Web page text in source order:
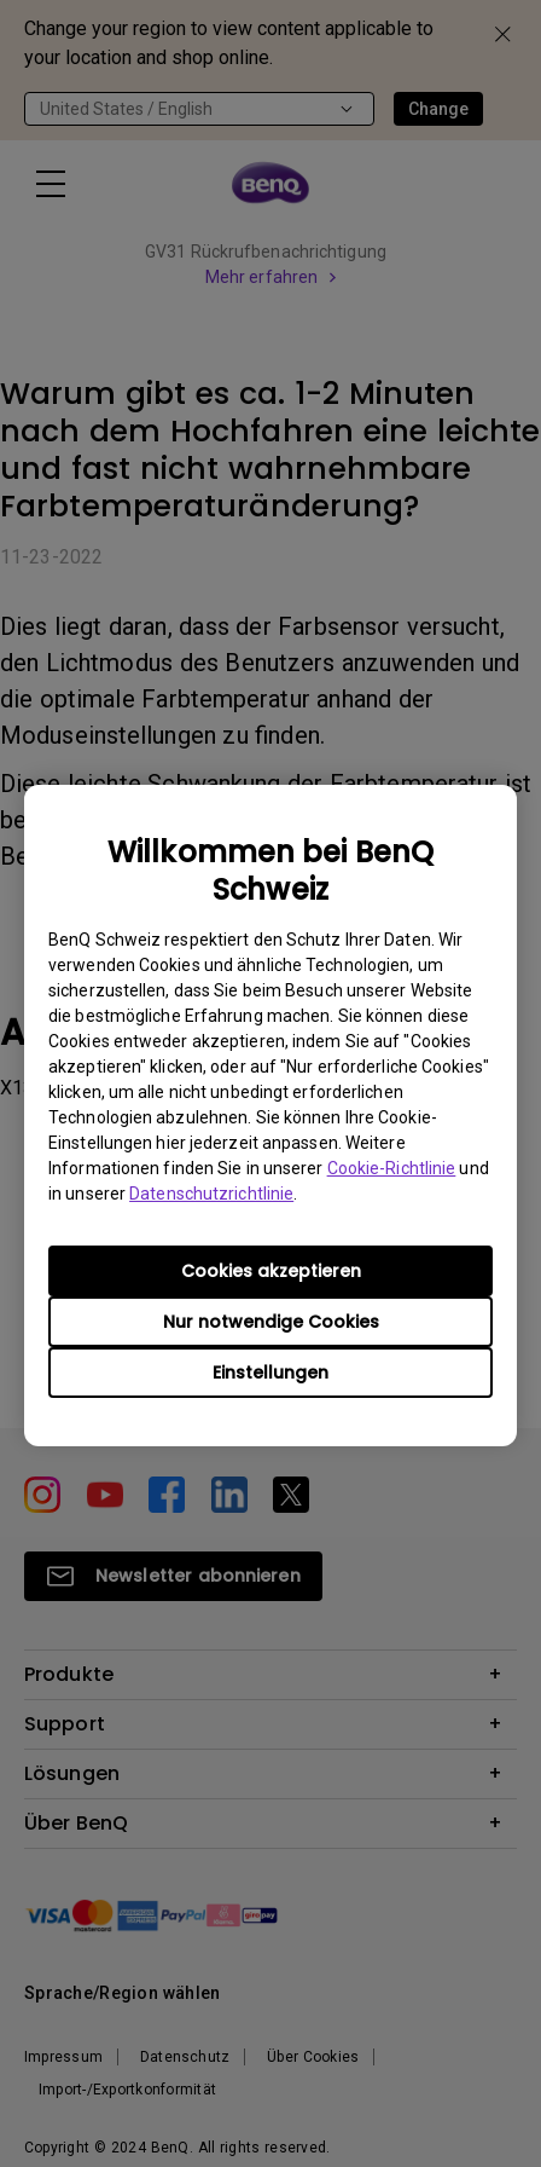
Change your region to view content applicable to
your location and shop online.
United States / English Change
Willkommen bei BenQ
Schweiz
BenQ Schweiz respektiert den Schutz Ihrer Daten. Wir
verwenden Cookies und ähnliche Technologien, um
sicherzustellen, dass Sie beim Besuch unserer Website
die bestmögliche Erfahrung machen. Sie können diese
Cookies entweder akzeptieren, indem Sie auf "Cookies
akzeptieren" klicken, oder auf "Nur erforderliche Cookies"
klicken, um alle nicht unbedingt erforderlichen
Technologien abzulehnen. Sie können Ihre Cookie-
Einstellungen hier jederzeit anpassen. Weitere
Informationen finden Sie in unserer Cookie-Richtlinie und
in unserer Datenschutzrichtlinie
Einstellungen
Nur notwendige Cookies
Cookies akzeptieren
GV31 Rückrufbenachrichtigung
Mehr erfahren
Warum gibt es ca. 1-2 Minuten
nach dem Hochfahren eine leichte
und fast nicht wahrnehmbare
Farbtemperaturänderung?
11-23-2022
Dies liegt daran, dass der Farbsensor versucht,
den Lichtmodus des Benutzers anzuwenden und
die optimale Farbtemperatur anhand der
Moduseinstellungen zu finden.
Diese leichte Schwankung der Farbtemperatur ist
beabsichtigt und soll ein besseres
Benutzererlebnis gewährleisten.
Anwendbare Modelle
X1300i, X3000i
Waren diese Informationen hilfreich?
Ja Nein
Newsletter abonnieren
Produkte
Beamer
Lampen
Webcams
Support
Kontakt
Reparaturservice
BenQ Blog
Lösungen
Für Unternehmen
Über BenQ
Nachhaltigkeit
News
Copyright © 2024 BenQ. All rights reserved.
Impressum Datenschutz
Über Cookies
Import-/Exportkonformität
Sprache/Region wählen